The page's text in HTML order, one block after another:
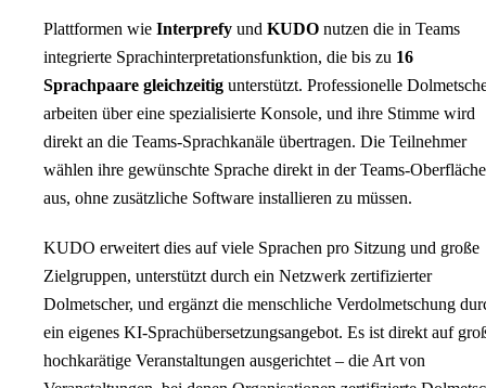
Plattformen wie Interprefy und KUDO nutzen die in Teams
integrierte Sprachinterpretationsfunktion, die bis zu 16
Sprachpaare gleichzeitig unterstützt. Professionelle
arbeiten über eine spezialisierte Konsole, und ihre Stimme wird
direkt an die Teams-Sprachkanäle übertragen. Die Teilnehmer
wählen ihre gewünschte Sprache direkt in der Teams-Oberfläche
aus, ohne zusätzliche Software installieren zu müssen.
KUDO erweitert dies auf viele Sprachen pro Sitzung und große
Zielgruppen, unterstützt durch ein Netzwerk zertifizierter
Dolmetscher, und ergänzt die menschliche Verdolmetschung
ein eigenes KI-Sprachübersetzungsangebot. Es ist direkt auf
hochkarätige Veranstaltungen ausgerichtet – die Art von